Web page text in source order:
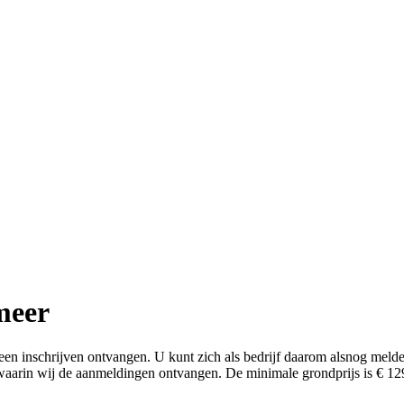
inschrijven ontvangen. U kunt zich als bedrijf daarom alsnog
wij de aanmeldingen ontvangen. De minimale grondprijs is €